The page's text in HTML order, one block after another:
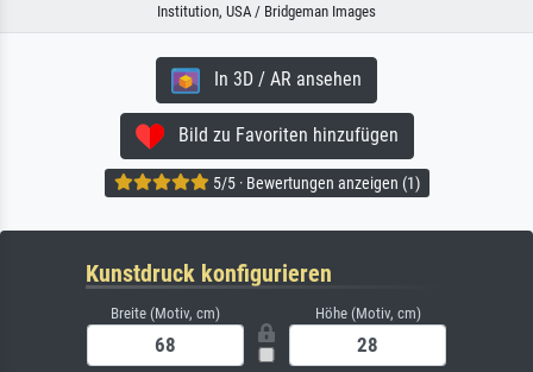
Institution, USA / Bridgeman Images
In 3D / AR ansehen
Bild zu Favoriten hinzufügen
5/5 · Bewertungen anzeigen (1)
Kunstdruck konfigurieren
Breite (Motiv, cm) Höhe (Motiv, cm)